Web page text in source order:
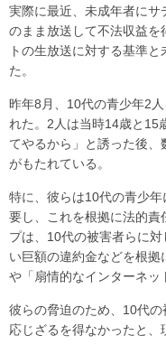
実際に最近、未成年者にサ
のまま放送して不法収益を
トの生放送に対する基準
た。
昨年8月、10代の青少年2
れた。2人は当時14歳と15
てやるから」と誘った後
がもたれている。
特に、彼らは10代の青少
要し、これを根拠に法的責
プは、10代の被害者らに
い巨額の違約金などを根拠
や「扇情的なインターネッ
彼らの脅迫のため、10代
応じざるを得なかったと、